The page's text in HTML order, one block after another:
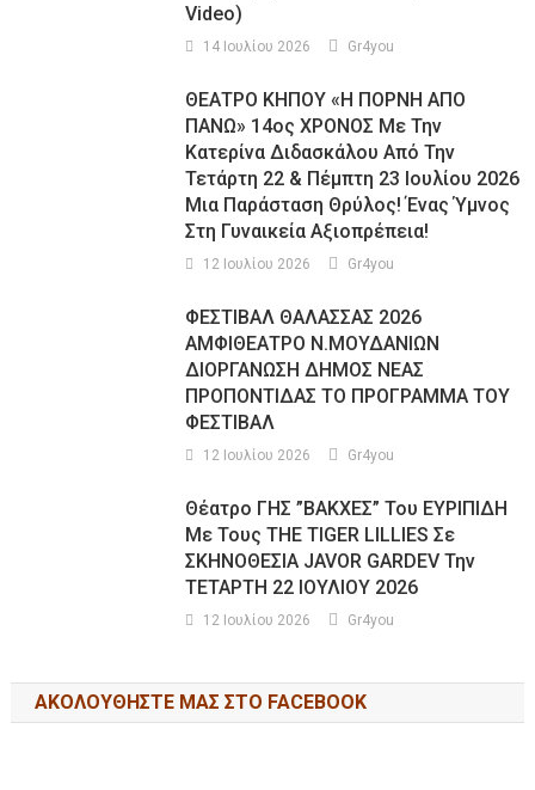
Video)
14 Ιουλίου 2026 Gr4you
ΘΕΑΤΡΟ ΚΗΠΟΥ «Η ΠΟΡΝΗ ΑΠΟ
ΠΑΝΩ» 14ος ΧΡΟΝΟΣ Με Την
Κατερίνα Διδασκάλου Από Την
Τετάρτη 22 & Πέμπτη 23 Ιουλίου 2026
Μια Παράσταση Θρύλος! Ένας Ύμνος
Στη Γυναικεία Αξιοπρέπεια!
12 Ιουλίου 2026 Gr4you
ΦΕΣΤΙΒΑΛ ΘΑΛΑΣΣΑΣ 2026
ΑΜΦΙΘΕΑΤΡΟ Ν.ΜΟΥΔΑΝΙΩΝ
ΔΙΟΡΓΑΝΩΣΗ ΔΗΜΟΣ ΝΕΑΣ
ΠΡΟΠΟΝΤΙΔΑΣ ΤΟ ΠΡΟΓΡΑΜΜΑ ΤΟΥ
ΦΕΣΤΙΒΑΛ
12 Ιουλίου 2026 Gr4you
Θέατρο ΓΗΣ ”ΒΑΚΧΕΣ” Του ΕΥΡΙΠΙΔΗ
Με Τους THE TIGER LILLIES Σε
ΣΚΗΝΟΘΕΣΙΑ JAVOR GARDEV Την
ΤΕΤΑΡΤΗ 22 ΙΟΥΛΙΟΥ 2026
12 Ιουλίου 2026 Gr4you
ΑΚΟΛΟΥΘΉΣΤΕ ΜΑΣ ΣΤΟ FACEBOOK